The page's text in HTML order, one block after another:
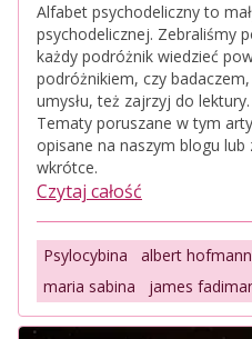
Alfabet psychodeliczny to
psychodelicznej. Zebraliśmy
każdy podróżnik wiedzieć
podróżnikiem, czy
umysłu, też zajrzyj do
Tematy poruszane w tym
opisane na naszym blogu
wkrótce.
Czytaj całość
Psylocybina albert hofmann
maria sabina
james